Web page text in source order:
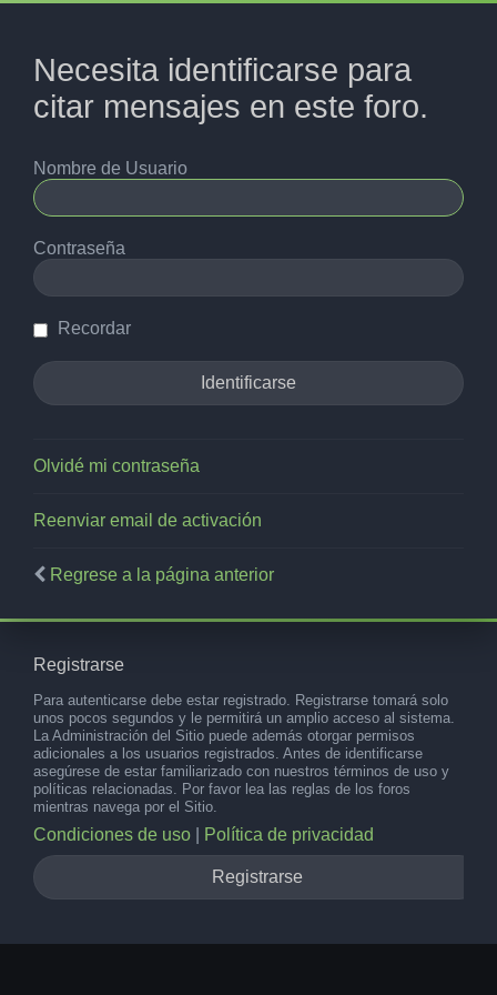
Necesita identificarse para
citar mensajes en este foro.
Nombre de Usuario
Contraseña
Recordar
Olvidé mi contraseña
Reenviar email de activación
Regrese a la página anterior
Registrarse
Para autenticarse debe estar registrado. Registrarse tomará solo
unos pocos segundos y le permitirá un amplio acceso al sistema.
La Administración del Sitio puede además otorgar permisos
adicionales a los usuarios registrados. Antes de identificarse
asegúrese de estar familiarizado con nuestros términos de uso y
políticas relacionadas. Por favor lea las reglas de los foros
mientras navega por el Sitio.
Condiciones de uso Política de privacidad
Registrarse